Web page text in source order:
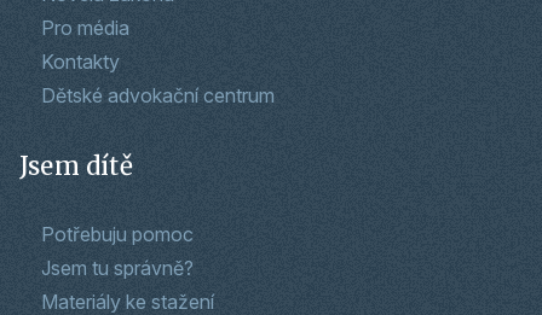
Pro média
Kontakty
Dětské advokační centrum
Jsem dítě
Potřebuju pomoc
Jsem tu správně?
Materiály ke stažení